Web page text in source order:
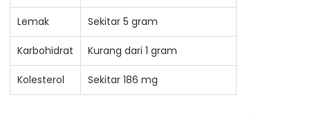
Lemak Sekitar 5 gram
Karbohidrat Kurang dari 1 gram
Kolesterol Sekitar 186 mg